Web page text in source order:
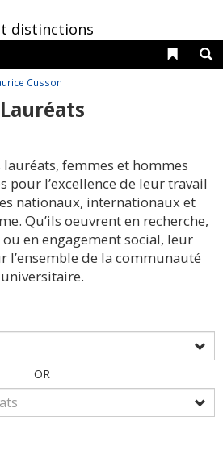
distinctions
Liens
Cusson
Lauréats
lauréats, femmes et hommes
pour l’excellence de leur travail
nationaux, internationaux et
Qu’ils oeuvrent en recherche,
en engagement social, leur
l’ensemble de la communauté
universitaire.
OR